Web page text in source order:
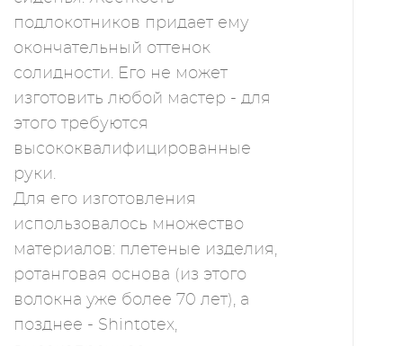
подлокотников придает ему
окончательный оттенок
солидности. Его не может
изготовить любой мастер - для
этого требуются
высококвалифицированные
руки.
Для его изготовления
использовалось множество
материалов: плетеные изделия,
ротанговая основа (из этого
волокна уже более 70 лет), а
позднее - Shintotex,